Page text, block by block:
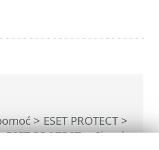
> ESET PROTECT>
PROTECT>Cloud